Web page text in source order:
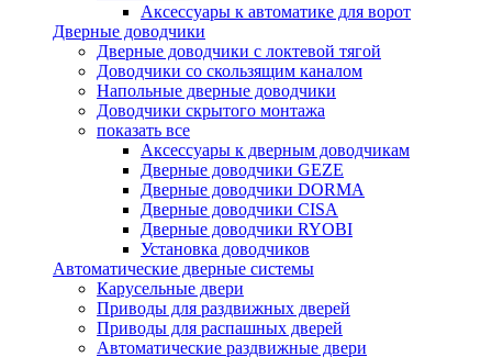
Аксессуары к автоматике для ворот
Дверные доводчики
Дверные доводчики с локтевой тягой
Доводчики со скользящим каналом
Напольные дверные доводчики
Доводчики скрытого монтажа
показать все
Аксессуары к дверным доводчикам
Дверные доводчики GEZE
Дверные доводчики DORMA
Дверные доводчики CISA
Дверные доводчики RYOBI
Установка доводчиков
Автоматические дверные системы
Карусельные двери
Приводы для раздвижных дверей
Приводы для распашных дверей
Автоматические раздвижные двери